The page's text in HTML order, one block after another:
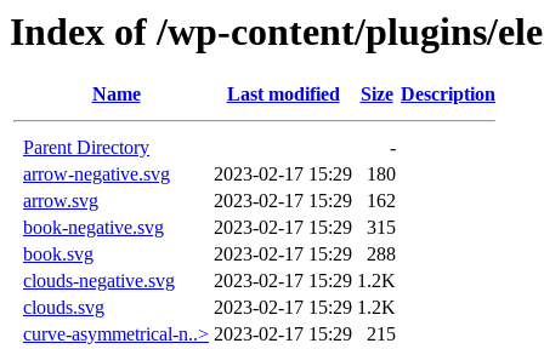
Index of /wp-content/plugins/
Name Last modified Size Description
Parent Directory
-
arrow-negative.svg
2023-02-17 15:29
180
arrow.svg
2023-02-17 15:29
162
book-negative.svg
2023-02-17 15:29
315
book.svg
2023-02-17 15:29
288
clouds-negative.svg
2023-02-17 15:29 1.2K
clouds.svg
2023-02-17 15:29 1.2K
curve-asymmetrical-n..> 2023-02-17 15:29
215